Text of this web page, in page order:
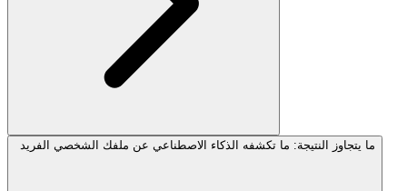
ما يتجاوز النتيجة: ما تكشفه الذكاء الاصطناعي عن ملفك الشخصي الفريد